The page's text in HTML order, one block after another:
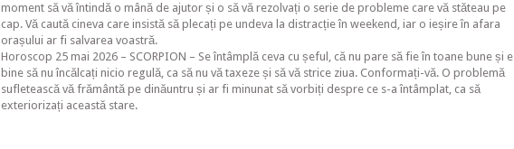
moment să vă întindă o mână de ajutor și o să vă rezolvați o serie de probleme care vă stăteau pe
cap. Vă caută cineva care insistă să plecați pe undeva la distracție în weekend, iar o ieșire în afara
orașului ar fi salvarea voastră.
Horoscop 25 mai 2026 – SCORPION – Se întâmplă ceva cu șeful, că nu pare să fie în toane bune și e
bine să nu încălcați nicio regulă, ca să nu vă taxeze și să vă strice ziua. Conformați-vă. O problemă
sufletească vă frământă pe dinăuntru și ar fi minunat să vorbiți despre ce s-a întâmplat, ca să
exteriorizați această stare.